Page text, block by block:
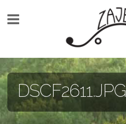
DSCF2611.JPG